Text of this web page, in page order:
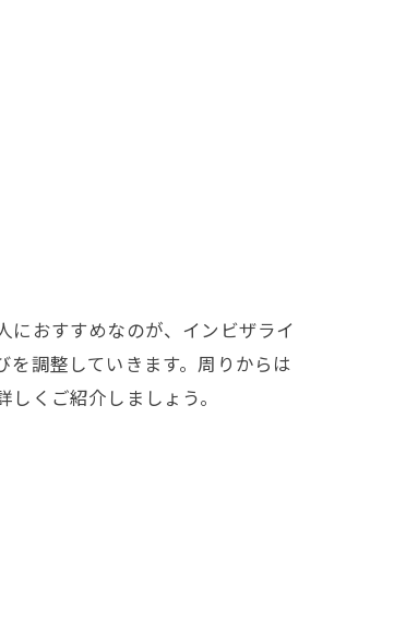
におすすめなのが、インビザライ
調整していきます。周りからは
くご紹介しましょう。